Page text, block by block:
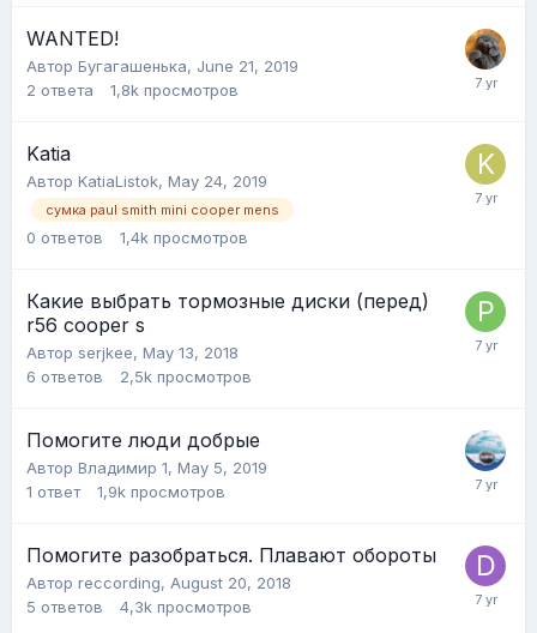
WANTED!
Автор Бугагашенька, June 21, 2019
2 ответа 1,8k просмотров
Katia
Автор KatiaListok, May 24, 2019
сумка paul smith mini cooper mens
0 ответов 1,4k просмотров
Какие выбрать тормозные диски (перед)
r56 cooper s
Автор serjkee, May 13, 2018
6 ответов 2,5k просмотров
Помогите люди добрые
Автор Владимир 1, May 5, 2019
1 ответ 1,9k просмотров
Помогите разобраться. Плавают обороты
Автор reccording, August 20, 2018
5 ответов 4,3k просмотров